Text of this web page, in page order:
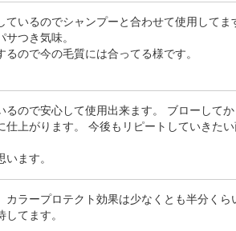
いるのでシャンプーと合わせて使用してま
つき気味。
ので今の毛質には合ってる様です。
るので安心して使用出来ます。 ブローしてか
仕上がります。 今後もリピートしていきた
ます。
ラープロテクト効果は少なくとも半分くら
てます。